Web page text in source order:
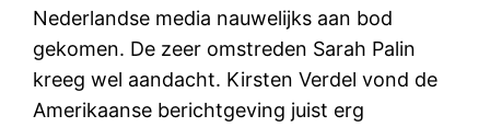
Nederlandse media nauwelijks aan bod
gekomen. De zeer omstreden Sarah Palin
kreeg wel aandacht. Kirsten Verdel vond de
Amerikaanse berichtgeving juist erg